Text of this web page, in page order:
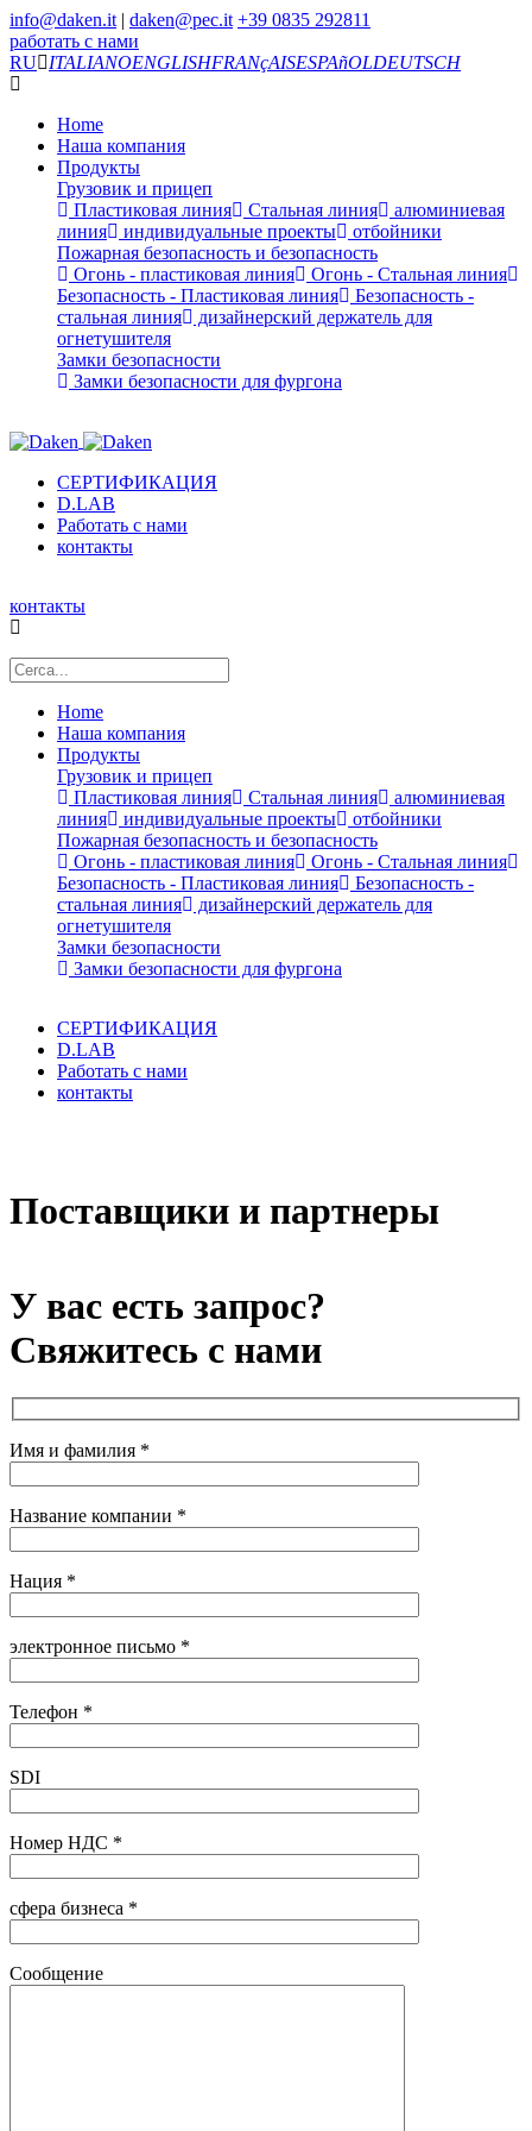
info@daken.it | daken@pec.it +39 0835 292811
работать с нами
RU
ITALIANOENGLISHFRANçAISESPAñOLDEUTSCH
Home
Наша компания
Продукты
Грузовик и прицеп
Пластиковая линия
Стальная линия
алюминиевая
линия
индивидуальные проекты
отбойники
Пожарная безопасность и безопасность
Огонь - пластиковая линия
Огонь - Стальная линия
Безопасность - Пластиковая линия
Безопасность -
стальная линия
дизайнерский держатель для
огнетушителя
Замки безопасности
Замки безопасности для фургона
СЕРТИФИКАЦИЯ
D.LAB
Работать с нами
контакты
контакты
Home
Наша компания
Продукты
Грузовик и прицеп
Пластиковая линия
Стальная линия
алюминиевая
линия
индивидуальные проекты
отбойники
Пожарная безопасность и безопасность
Огонь - пластиковая линия
Огонь - Стальная линия
Безопасность - Пластиковая линия
Безопасность -
стальная линия
дизайнерский держатель для
огнетушителя
Замки безопасности
Замки безопасности для фургона
СЕРТИФИКАЦИЯ
D.LAB
Работать с нами
контакты
Поставщики и партнеры
У вас есть запрос?
Свяжитесь с нами
Имя и фамилия *
Название компании *
Нация *
электронное письмо *
Телефон *
SDI
Номер НДС *
сфера бизнеса *
Сообщение